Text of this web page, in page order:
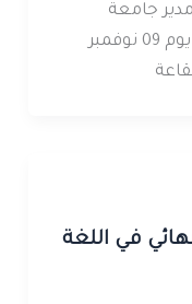
جامعة
حسيبة بن بوعلي – الشلف، ظهر يوم 09 نوفمبر
في اللغة